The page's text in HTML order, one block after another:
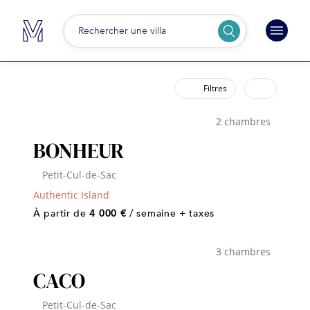
Rechercher une villa
Filtres
2 chambres
BONHEUR
Petit-Cul-de-Sac
Authentic Island
À partir de4 000 €/ semaine + taxes
3 chambres
CACO
Petit-Cul-de-Sac